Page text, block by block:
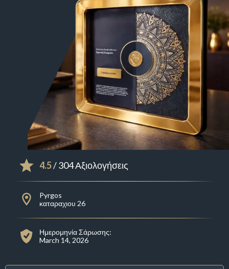
4.5/ 304 Αξιολογήσεις
Pyrgos
καταραχιου 26
Ημερομηνία Σάρωσης:
March 14, 2026